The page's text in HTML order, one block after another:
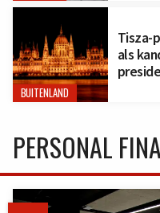
BUITENLAND
Tisza-
als
PERSONAL